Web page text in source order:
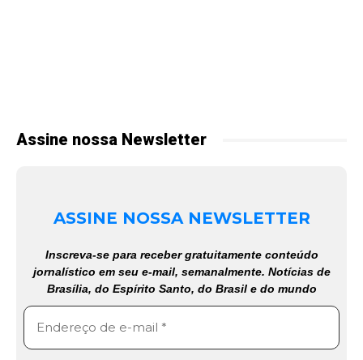
Assine nossa Newsletter
ASSINE NOSSA NEWSLETTER
Inscreva-se para receber gratuitamente conteúdo
jornalístico em seu e-mail, semanalmente. Notícias de
Brasília, do Espírito Santo, do Brasil e do mundo